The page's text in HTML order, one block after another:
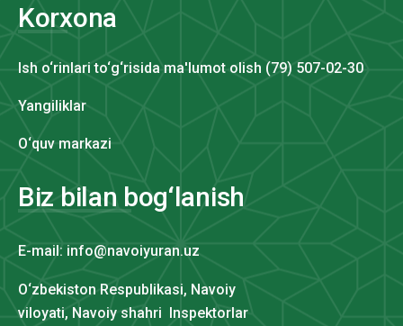
Korxona
Ish o‘rinlari to‘g‘risida ma'lumot olish (79) 507-02-30
Yangiliklar
O‘quv markazi
Biz bilan bog‘lanish
E-mail: info@navoiyuran.uz
O‘zbekiston Respublikasi, Navoiy
viloyati, Navoiy shahri Inspektorlar